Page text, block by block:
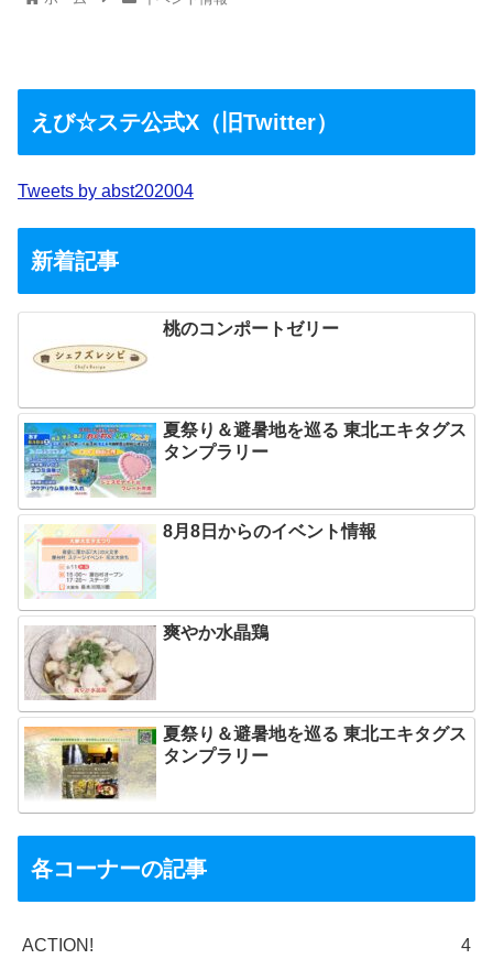
えび☆ステ公式X（旧Twitter）
Tweets by abst202004
新着記事
桃のコンポートゼリー
夏祭り＆避暑地を巡る 東北エキタグス
タンプラリー
8月8日からのイベント情報
爽やか水晶鶏
夏祭り＆避暑地を巡る 東北エキタグス
タンプラリー
各コーナーの記事
ACTION! 4